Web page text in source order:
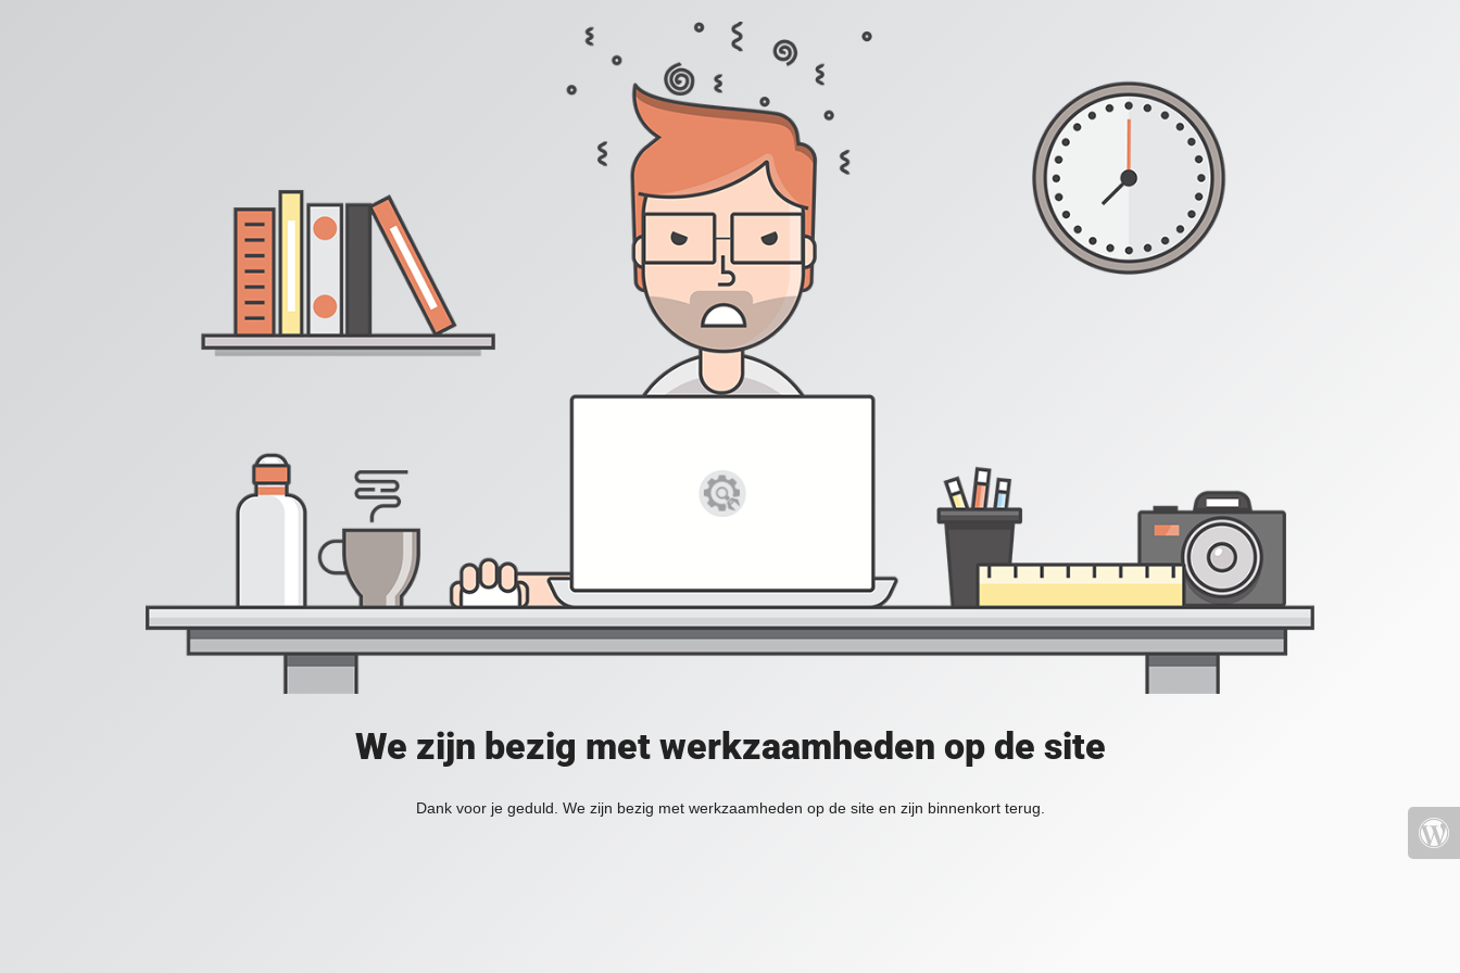
We zijn bezig met werkzaamheden op de site
Dank voor je geduld. We zijn bezig met werkzaamheden op de site en zijn binnenkort terug.